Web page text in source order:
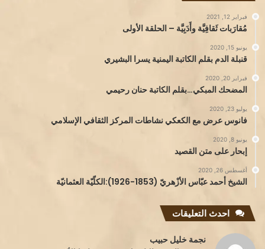
فبراير 12, 2021
مُقارَبات ثَقافِيَّة وأَدَبِيَّة – الحلقة الأولى
يونيو 15, 2020
قنبلة الدم بقلم الكاتبة اليمنية يسرا البشيري
فبراير 20, 2020
المضحك المبكي…بقلم الكاتبة حنان رحيمي
يوليو 23, 2020
فانوس عرض مع الكعكي نشاطات المركز الثقافي الإسلامي
يونيو 8, 2020
إبحار على متن القصيد
أغسطس 26, 2020
الشيخ أحمد عبّاس الأزْهريّ (1853-1926):الكلّيّة العثمانيّة
احدث التعليقات
نجمة خليل حبيب